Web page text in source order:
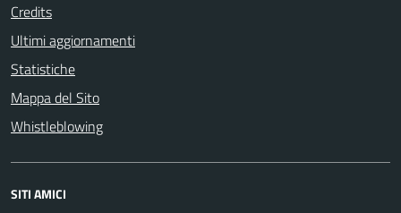
Credits
Ultimi aggiornamenti
Statistiche
Mappa del Sito
Whistleblowing
SITI AMICI